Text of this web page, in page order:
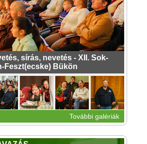
sírás, nevetés - XII. Sok-
Feszt(ecske) Bükön
További galériák